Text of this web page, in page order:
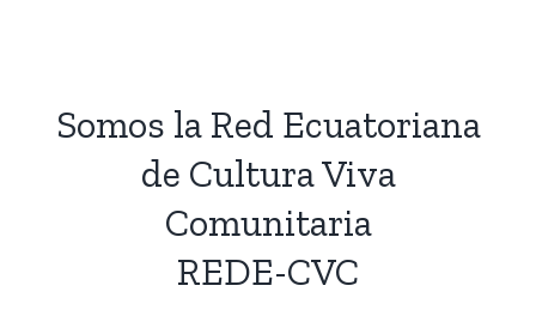
Somos la Red Ecuatoriana
de Cultura Viva
Comunitaria
REDE-CVC